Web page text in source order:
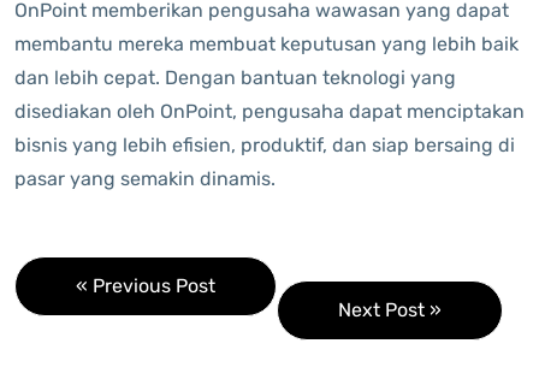
OnPoint memberikan pengusaha wawasan yang dapat
membantu mereka membuat keputusan yang lebih baik
dan lebih cepat. Dengan bantuan teknologi yang
disediakan oleh OnPoint, pengusaha dapat menciptakan
bisnis yang lebih efisien, produktif, dan siap bersaing di
pasar yang semakin dinamis.
« Previous Post
Next Post »